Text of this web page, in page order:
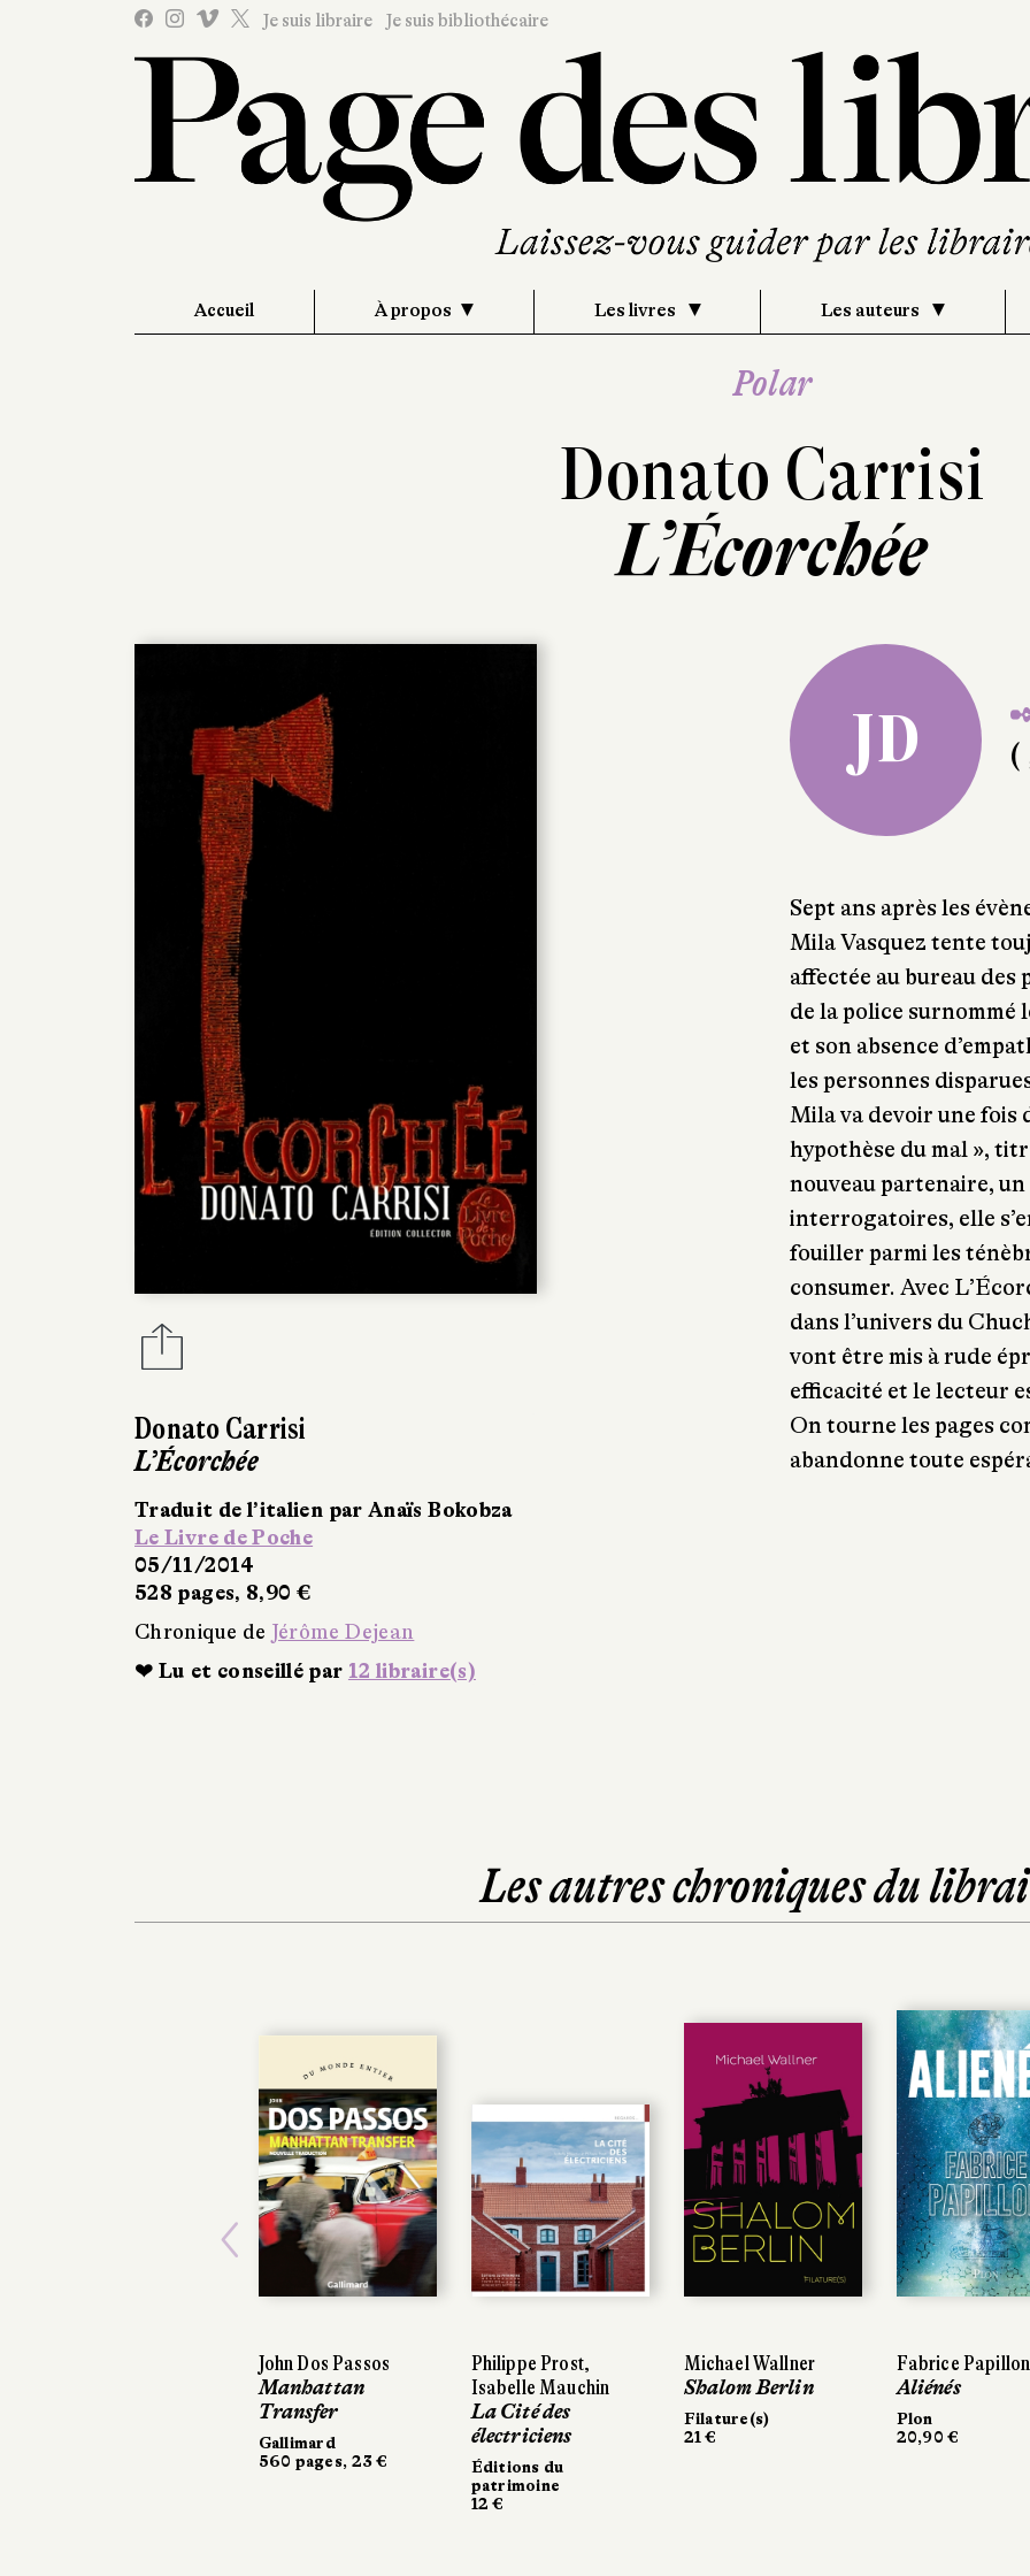
Je suis libraire Je suis bibliothécaire
Accueil À propos Les livres Les auteurs
Polar
Donato Carrisi
L’Écorchée
Donato Carrisi
L’Écorchée
Traduit de l’italien par Anaïs Bokobza
Le Livre de Poche
05/11/2014
528 pages, 8,90 €
Chronique de Jérôme Dejean
❤ Lu et conseillé par 12 libraire(s)
JD
(
Sept ans après les
Mila Vasquez tente
affectée au bureau
de la police surnommé
et son absence
les personnes
Mila va devoir une fois
hypothèse du mal »,
nouveau partenaire,
interrogatoires, elle
fouiller parmi les
consumer. Avec
dans l’univers du
vont être mis à rude
efficacité et le lecteur
On tourne les pages
abandonne toute
Les autres chroniques du
John Dos Passos
Manhattan
Transfer
Gallimard
560 pages, 23 €
Philippe Prost,
Isabelle Mauchin
La Cité des
électriciens
Éditions du
patrimoine
12 €
Michael Wallner
Shalom Berlin
Filature(s)
21 €
Fabrice Papillon
Aliénés
Plon
20,90 €
Philippe Prost,
Isabelle Mauchin
La Cité des
électriciens
Éditions du
patrimoine
12 €
Michael Wallner
Shalom Berlin
Filature(s)
21 €
Fabrice Papillon
Aliénés
Plon
20,90 €
Previous